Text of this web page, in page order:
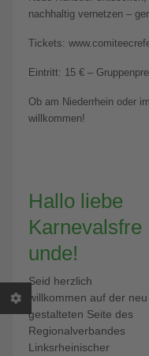
nachhaltig vernetzen –
Tickets:
Eintritt: 15 € –
Ob am Niederrhein oder
willkommen!
Hallo liebe
Karnevalsfre
unde!
Seid herzlich
willkommen auf der neu
gestalteten Seite des
Regionalverbandes
Linksrheinischer